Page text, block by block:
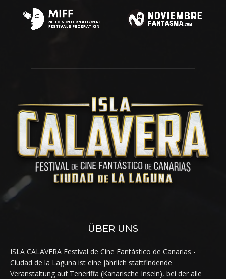
ÜBER UNS
ISLA CALAVERA Festival de Cine Fantástico de Canarias -
Ciudad de la Laguna ist eine jährlich stattfindende
Veranstaltung auf Teneriffa (Kanarische Inseln), bei der alle